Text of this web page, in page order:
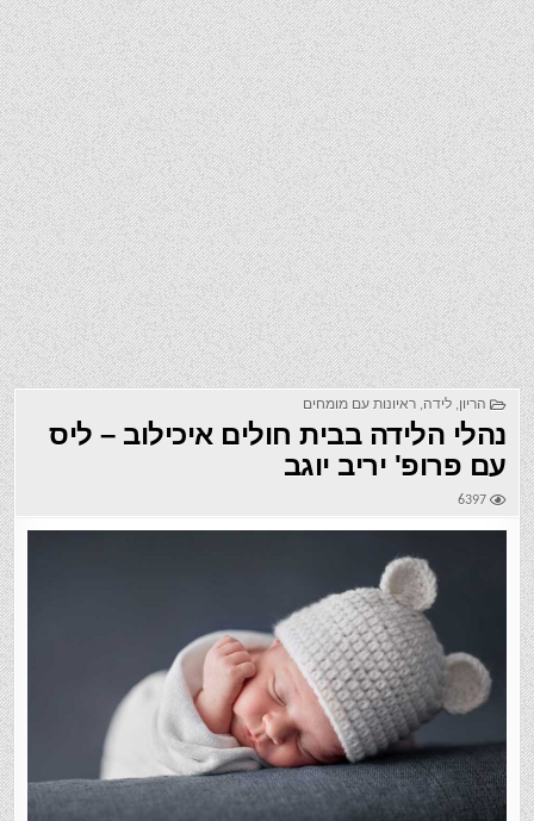
הריון ,לידה,ראיונות עם מומחים
נהלי הלידה בבית חולים איכילוב – ליס
עם פרופ' יריב יוגב
6397